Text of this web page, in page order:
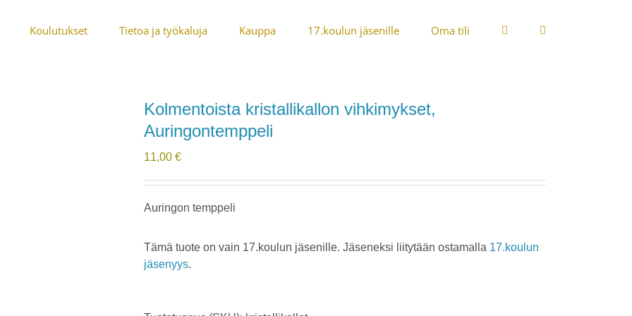
Koulutukset Tietoa ja työkaluja Kauppa 17.koulun jäsenille Oma tili
Kolmentoista kristallikallon vihkimykset,
Auringontemppeli
11,00 €
Auringon temppeli
Tämä tuote on vain 17.koulun jäsenille. Jäseneksi liitytään ostamalla 17.koulun
jäsenyys.